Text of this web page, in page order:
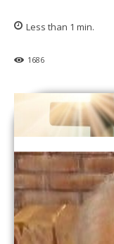
Less than 1 min.
1686